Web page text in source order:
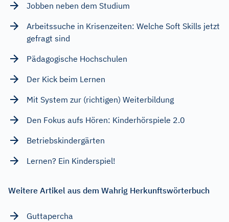
Jobben neben dem Studium
Arbeitssuche in Krisenzeiten: Welche Soft Skills jetzt
gefragt sind
Pädagogische Hochschulen
Der Kick beim Lernen
Mit System zur (richtigen) Weiterbildung
Den Fokus aufs Hören: Kinderhörspiele 2.0
Betriebskindergärten
Lernen? Ein Kinderspiel!
Weitere Artikel aus dem Wahrig Herkunftswörterbuch
Guttapercha